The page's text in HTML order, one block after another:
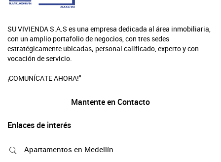
SU VIVIENDA S.A.S es una empresa dedicada al área inmobiliaria,
con un amplio portafolio de negocios, con tres sedes
estratégicamente ubicadas; personal calificado, experto y con
vocación de servicio.
¡COMUNÍCATE AHORA!"
Mantente en Contacto
Enlaces de interés
Apartamentos en Medellín